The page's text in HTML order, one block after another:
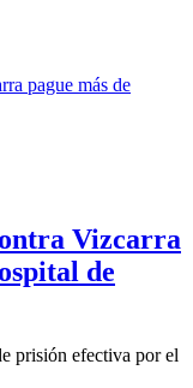
Vizcarra
de
prisión efectiva por el